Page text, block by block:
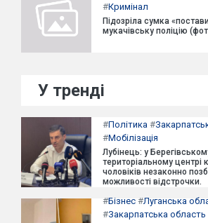
#Кримінал
Підозріла сумка
мукачівську поліцію
У тренді
#Політика #
#Мобілізація
Лубінець: у
територіальному центрі
чоловіків незаконно
можливості відстрочки.
#Бізнес #Луганська
#Закарпатська область